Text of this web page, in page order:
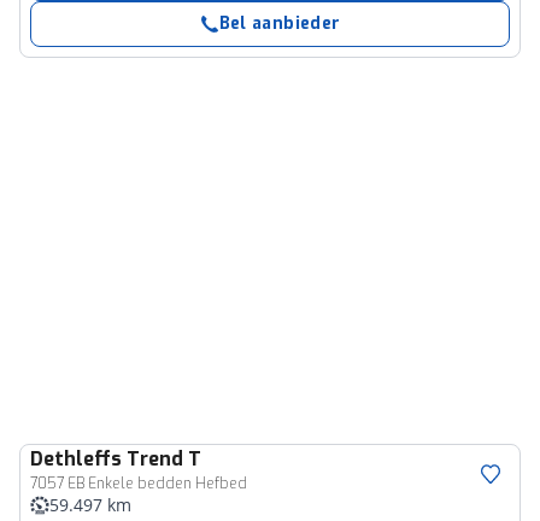
Bel aanbieder
Dethleffs Trend T
7057 EB Enkele bedden Hefbed
59.497 km